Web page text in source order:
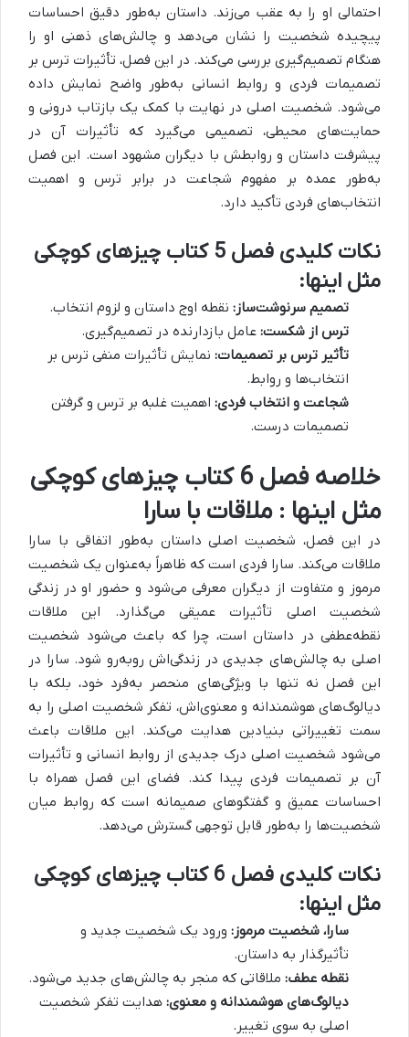
احتمالی او را به عقب می‌زند. داستان به‌طور دقیق احساسات
پیچیده شخصیت را نشان می‌دهد و چالش‌های ذهنی او را
هنگام تصمیم‌گیری بررسی می‌کند. در این فصل، تأثیرات ترس بر
تصمیمات فردی و روابط انسانی به‌طور واضح نمایش داده
می‌شود. شخصیت اصلی در نهایت با کمک یک بازتاب درونی و
حمایت‌های محیطی، تصمیمی می‌گیرد که تأثیرات آن در
پیشرفت داستان و روابطش با دیگران مشهود است. این فصل
به‌طور عمده بر مفهوم شجاعت در برابر ترس و اهمیت
انتخاب‌های فردی تأکید دارد.
نکات کلیدی فصل 5 کتاب چیزهای کوچکی
مثل اینها:
تصمیم سرنوشت‌ساز: نقطه اوج داستان و لزوم انتخاب.
ترس از شکست: عامل بازدارنده در تصمیم‌گیری.
تأثیر ترس بر تصمیمات: نمایش تأثیرات منفی ترس بر
انتخاب‌ها و روابط.
شجاعت و انتخاب فردی: اهمیت غلبه بر ترس و گرفتن
تصمیمات درست.
خلاصه فصل 6 کتاب چیزهای کوچکی
مثل اینها : ملاقات با سارا
در این فصل، شخصیت اصلی داستان به‌طور اتفاقی با سارا
ملاقات می‌کند. سارا فردی است که ظاهراً به‌عنوان یک شخصیت
مرموز و متفاوت از دیگران معرفی می‌شود و حضور او در زندگی
شخصیت اصلی تأثیرات عمیقی می‌گذارد. این ملاقات
نقطه‌عطفی در داستان است، چرا که باعث می‌شود شخصیت
اصلی به چالش‌های جدیدی در زندگی‌اش روبه‌رو شود. سارا در
این فصل نه تنها با ویژگی‌های منحصر به‌فرد خود، بلکه با
دیالوگ‌های هوشمندانه و معنوی‌اش، تفکر شخصیت اصلی را به
سمت تغییراتی بنیادین هدایت می‌کند. این ملاقات باعث
می‌شود شخصیت اصلی درک جدیدی از روابط انسانی و تأثیرات
آن بر تصمیمات فردی پیدا کند. فضای این فصل همراه با
احساسات عمیق و گفتگوهای صمیمانه است که روابط میان
شخصیت‌ها را به‌طور قابل توجهی گسترش می‌دهد.
نکات کلیدی فصل 6 کتاب چیزهای کوچکی
مثل اینها:
سارا، شخصیت مرموز: ورود یک شخصیت جدید و
تأثیرگذار به داستان.
نقطه عطف: ملاقاتی که منجر به چالش‌های جدید می‌شود.
دیالوگ‌های هوشمندانه و معنوی: هدایت تفکر شخصیت
اصلی به سوی تغییر.